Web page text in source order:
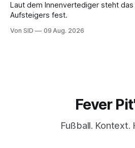
Laut dem Innenvertediger steht
Aufsteigers fest.
Von SID 09 Aug. 2026
Fever
Fußball. Kontext.